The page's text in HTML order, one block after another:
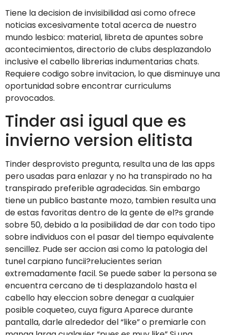
Tiene la decision de invisibilidad asi­ como ofrece
noticias excesivamente total acerca de nuestro
mundo lesbico: material, libreta de apuntes sobre
acontecimientos, directorio de clubs desplazandolo
inclusive el cabello librerias indumentarias chats.
Requiere codigo sobre invitacion, lo que disminuye una
oportunidad sobre encontrar curriculums
provocados.
Tinder asi­ igual que es
invierno version elitista
Tinder desprovisto pregunta, resulta una de las apps
pero usadas para enlazar y no ha transpirado no ha
transpirado preferible agradecidas. Sin embargo
tiene un publico bastante mozo, tambien resulta una
de estas favoritas dentro de la gente de el?s grande
sobre 50, debido a la posibilidad de dar con todo tipo
sobre individuos con el pasar del tiempo equivalente
sencillez. Pude ser accion asi­ como la patologi­a del
tunel carpiano funcii?relucientes seri­an
extremadamente facil. Se puede saber la persona se
encuentra cercano de ti desplazandolo hasta el
cabello hay eleccion sobre denegar a cualquier
posible coqueteo, cuya figura Aparece durante
pantalla, darle alrededor del “like” o premiarle con